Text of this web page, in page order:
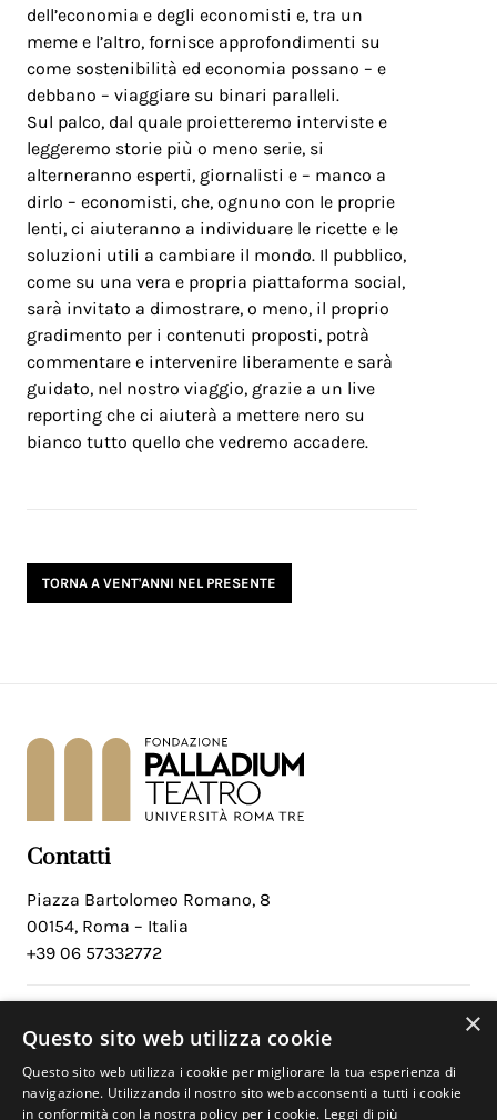
dell’economia e degli economisti e, tra un
meme e l’altro, fornisce approfondimenti su
come sostenibilità ed economia possano – e
debbano – viaggiare su binari paralleli.
Sul palco, dal quale proietteremo interviste e
leggeremo storie più o meno serie, si
alterneranno esperti, giornalisti e – manco a
dirlo – economisti, che, ognuno con le proprie
lenti, ci aiuteranno a individuare le ricette e le
soluzioni utili a cambiare il mondo. Il pubblico,
come su una vera e propria piattaforma social,
sarà invitato a dimostrare, o meno, il proprio
gradimento per i contenuti proposti, potrà
commentare e intervenire liberamente e sarà
guidato, nel nostro viaggio, grazie a un live
reporting che ci aiuterà a mettere nero su
bianco tutto quello che vedremo accadere.
TORNA A VENT'ANNI NEL PRESENTE
Contatti
Piazza Bartolomeo Romano, 8
00154, Roma – Italia
+39 06 57332772
Facebook
Instagram
×
Questo sito web utilizza cookie
Questo sito web utilizza i cookie per migliorare la tua esperienza di
navigazione. Utilizzando il nostro sito web acconsenti a tutti i cookie
in conformità con la nostra policy per i cookie. Leggi di più